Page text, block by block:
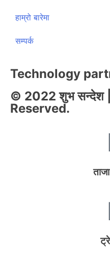
हाम्रो बारेमा
सम्पर्क
© 2022 शुभ सन्देश
Reserved.
Technology